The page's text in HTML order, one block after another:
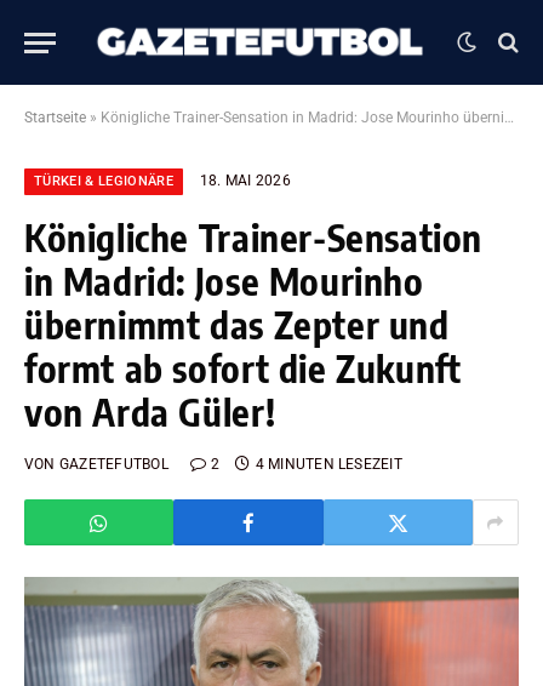
Startseite » Königliche Trainer-Sensation in Madrid: Jose Mourinho übernimmt das Zepter und formt ab sofort die Zukunft von Arda Güler!
TÜRKEI & LEGIONÄRE 18. MAI 2026
Königliche Trainer-Sensation
in Madrid: Jose Mourinho
übernimmt das Zepter und
formt ab sofort die Zukunft
von Arda Güler!
VON GAZETEFUTBOL 2 4 MINUTEN LESEZEIT